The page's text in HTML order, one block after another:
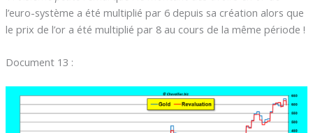
l’euro-système a été multiplié par 6 depuis sa création alors que
le prix de l’or a été multiplié par 8 au cours de la même période !
Document 13 :